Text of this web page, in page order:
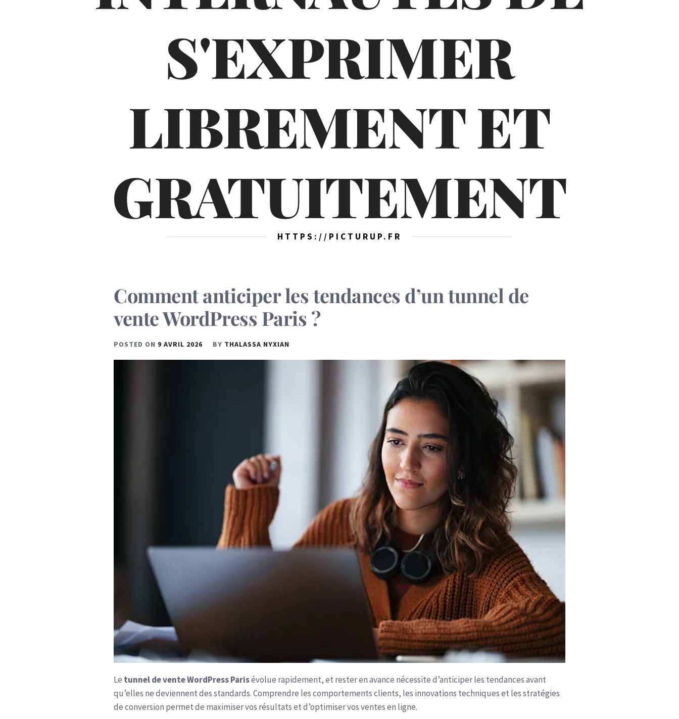
S'EXPRIMER
LIBREMENT ET
GRATUITEMENT
HTTPS://PICTURUP.FR
Comment anticiper les tendances d’un tunnel de
vente WordPress Paris ?
POSTED ON 9 AVRIL 2026 BY THALASSA NYXIAN
Le tunnel de vente WordPress Parisévolue rapidement, et rester en avance nécessite d’anticiper les tendances avant
qu’elles ne deviennent des standards. Comprendre les comportements clients, les innovations techniques et les stratégies
de conversion permet de maximiser vos résultats et d’optimiser vos ventes en ligne.